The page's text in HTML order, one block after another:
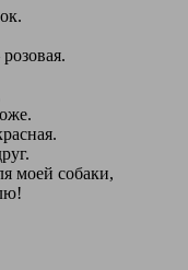
моей собаки,